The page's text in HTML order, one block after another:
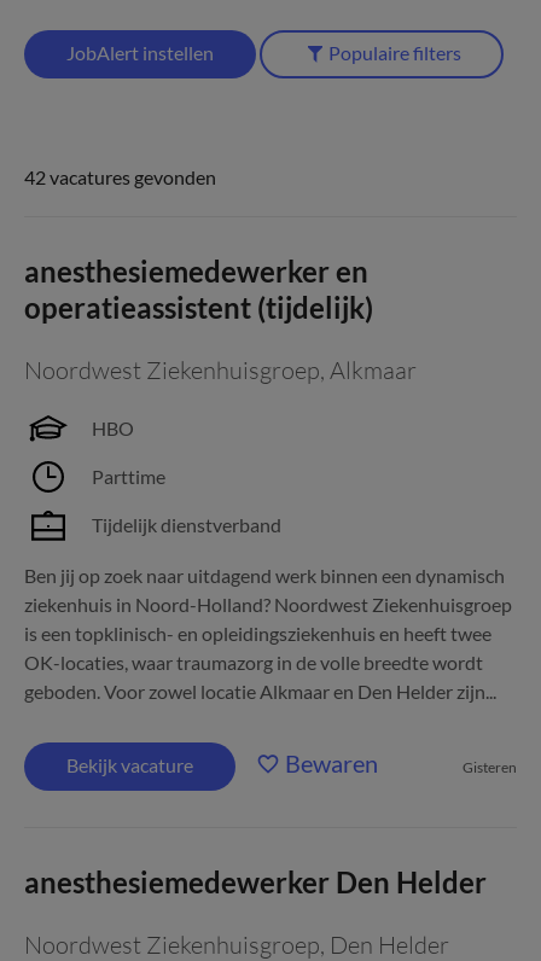
JobAlert instellen Populaire filters
42 vacatures gevonden
anesthesiemedewerker en
operatieassistent (tijdelijk)
Noordwest Ziekenhuisgroep, Alkmaar
HBO
Parttime
Tijdelijk dienstverband
Ben jij op zoek naar uitdagend werk binnen een dynamisch
ziekenhuis in Noord-Holland? Noordwest Ziekenhuisgroep
is een topklinisch- en opleidingsziekenhuis en heeft twee
OK-locaties, waar traumazorg in de volle breedte wordt
geboden. Voor zowel locatie Alkmaar en Den Helder zijn...
Bekijk vacature Bewaren Gisteren
anesthesiemedewerker Den Helder
Noordwest Ziekenhuisgroep, Den Helder